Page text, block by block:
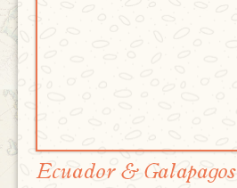
Ecuador & Galapagos